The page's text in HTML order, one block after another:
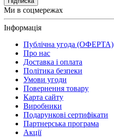
Ми в соцмережах
Інформація
Публічна угода (ОФЕРТА)
Про нас
Доставка і оплата
Політика безпеки
Умови угоди
Повернення товару
Карта сайту
Виробники
Подарункові сертифікати
Партнерська програма
Акції